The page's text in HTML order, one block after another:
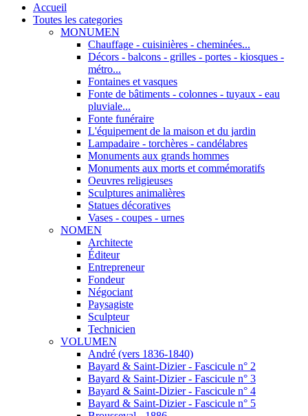
Accueil
Toutes les categories
MONUMEN
Chauffage - cuisinières - cheminées...
Décors - balcons - grilles - portes - kiosques -
métro...
Fontaines et vasques
Fonte de bâtiments - colonnes - tuyaux - eau
pluviale...
Fonte funéraire
L'équipement de la maison et du jardin
Lampadaire - torchères - candélabres
Monuments aux grands hommes
Monuments aux morts et commémoratifs
Oeuvres religieuses
Sculptures animalières
Statues décoratives
Vases - coupes - urnes
NOMEN
Architecte
Éditeur
Entrepreneur
Fondeur
Négociant
Paysagiste
Sculpteur
Technicien
VOLUMEN
André (vers 1836-1840)
Bayard & Saint-Dizier - Fascicule n° 2
Bayard & Saint-Dizier - Fascicule n° 3
Bayard & Saint-Dizier - Fascicule n° 4
Bayard & Saint-Dizier - Fascicule n° 5